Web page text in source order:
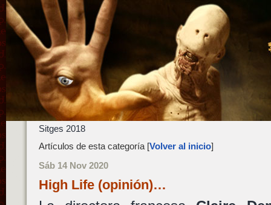
Sitges 2018
Artículos de esta categoría [Volver al inicio]
Sáb 14 Nov 2020
High Life (opinión)…